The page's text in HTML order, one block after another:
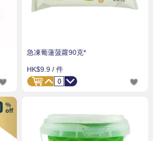
急凍葡蓮菠蘿90克*
HK$9.9 / 件